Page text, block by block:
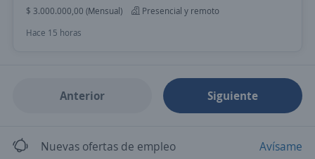
$ 3.000.000,00 (Mensual)
Presencial y remoto
Hace 15 horas
Anterior Siguiente
Nuevas ofertas de empleo Avísame